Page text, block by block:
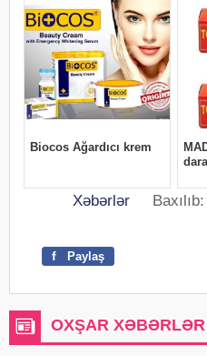
Xəbərlər Baxılıb:
f Paylaş
OXŞAR XƏBƏRLƏR